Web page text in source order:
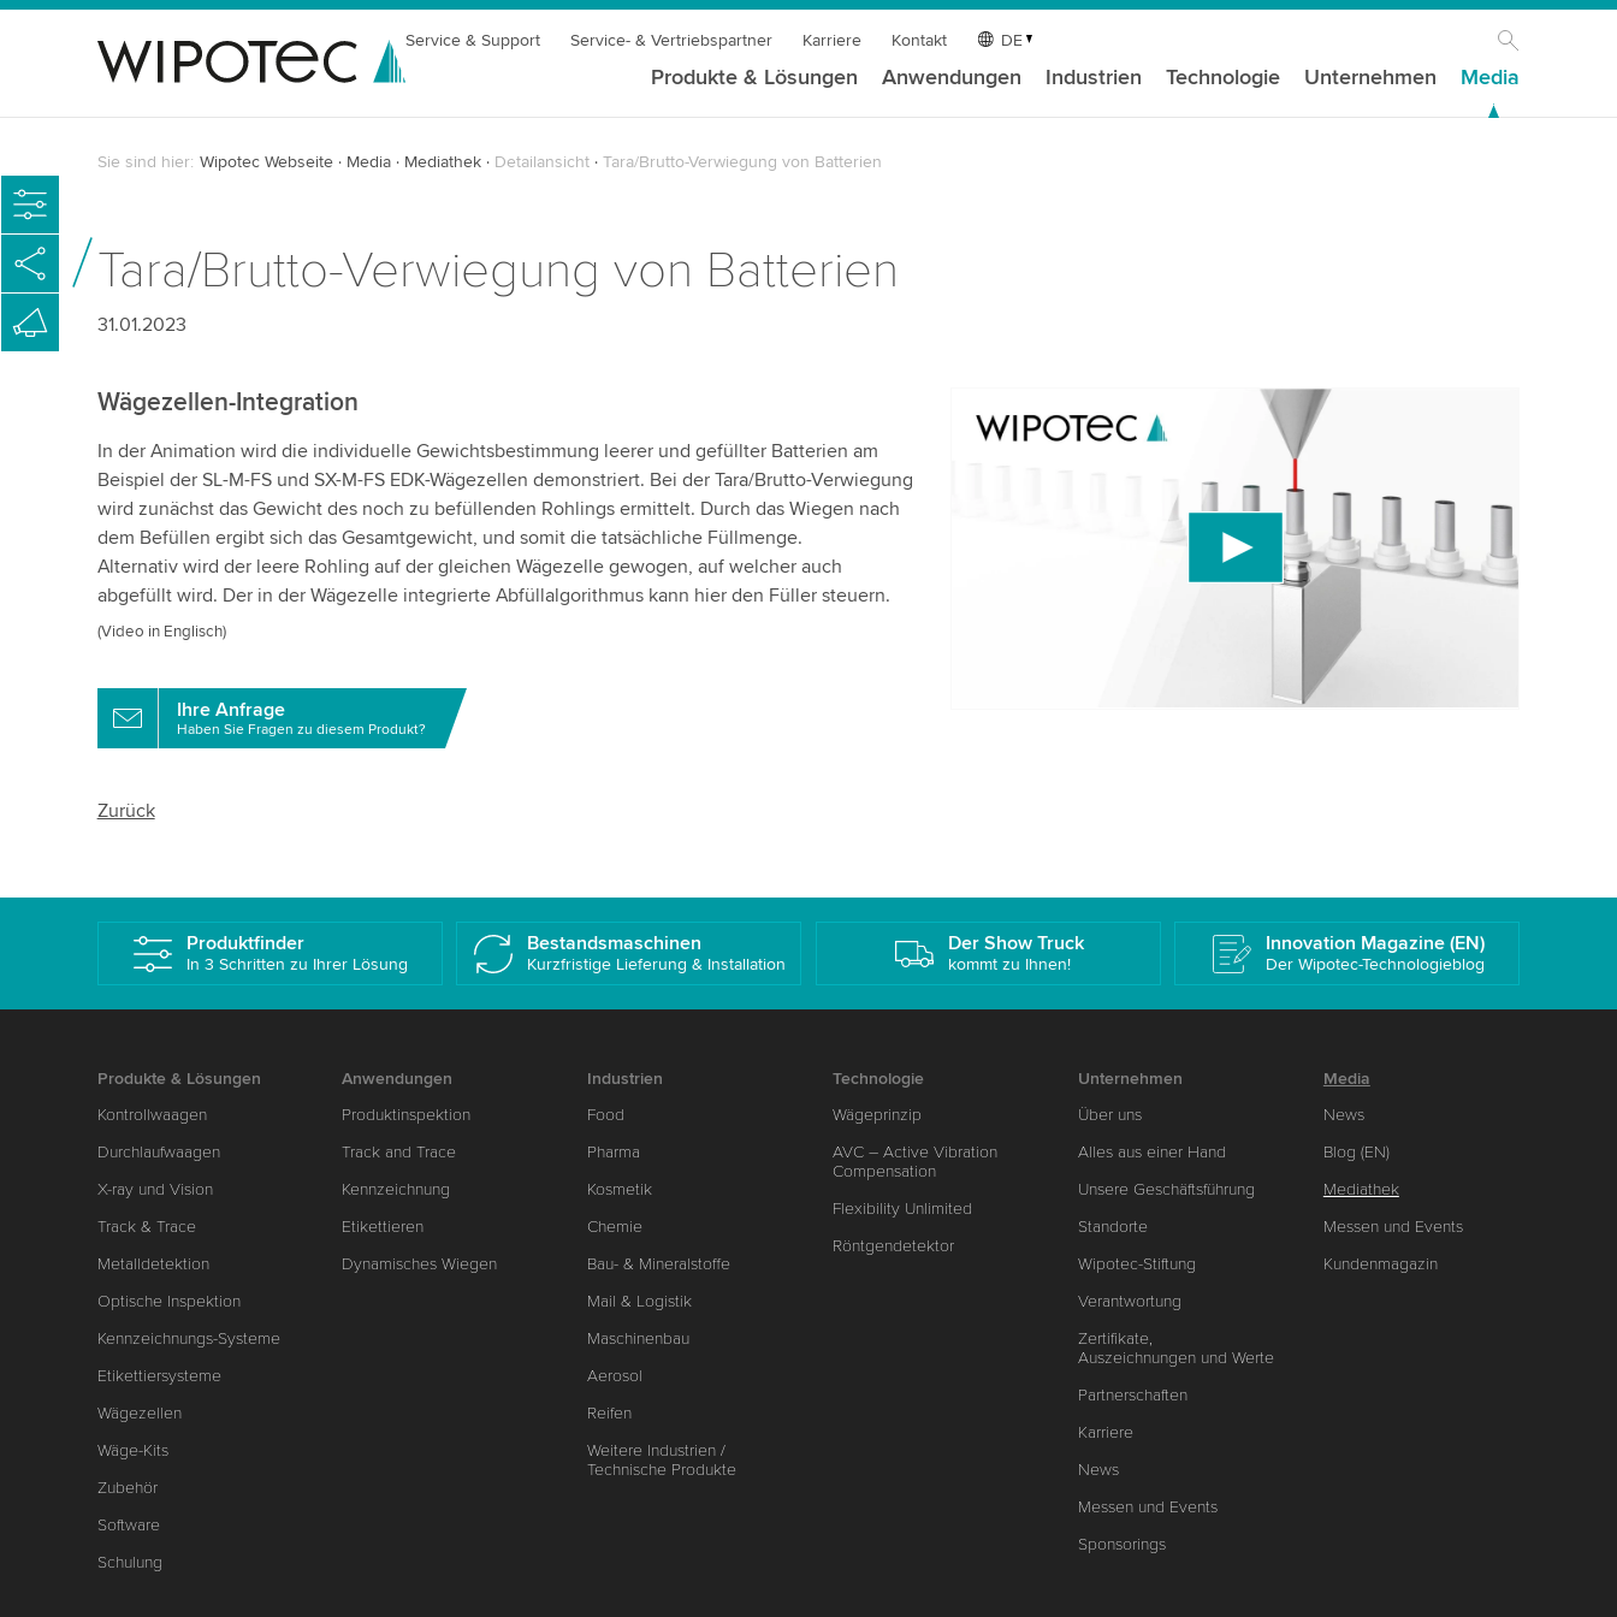
Service & Support Service- & Vertriebspartner Karriere Kontakt DE
Produkte & Lösungen Anwendungen Industrien Technologie Unternehmen Media
Sie sind hier: Wipotec Webseite Media Mediathek Detailansicht Tara/Brutto-Verwiegung von Batterien
Tara/Brutto-Verwiegung von Batterien
31.01.2023
Wir benötigen Ihre Zustimmung, um den YouTube-
Wir verwenden einen Drittanbieterdienst, um Videoinhalte
einzubetten, der Daten über Ihre Aktivitäten sammeln kann.
Bitte überprüfen Sie die Details und akzeptieren Sie den
Dienst, um dieses Video anzusehen.
Weitere Informationen
Wägezellen-Integration
In der Animation wird die individuelle Gewichtsbestimmung leerer und gefüllter Batterien am
Beispiel der SL-M-FS und SX-M-FS EDK-Wägezellen demonstriert. Bei der Tara/Brutto-Verwiegung
wird zunächst das Gewicht des noch zu befüllenden Rohlings ermittelt. Durch das Wiegen nach
dem Befüllen ergibt sich das Gesamtgewicht, und somit die tatsächliche Füllmenge.
Alternativ wird der leere Rohling auf der gleichen Wägezelle gewogen, auf welcher auch
abgefüllt wird. Der in der Wägezelle integrierte Abfüllalgorithmus kann hier den Füller steuern.
(Video in Englisch)
Ihre Anfrage
Haben Sie Fragen zu diesem Produkt?
Zurück
Produktfinder
In 3 Schritten zu Ihrer Lösung
Bestandsmaschinen
Kurzfristige Lieferung & Installation
Der Show Truck
kommt zu Ihnen!
Innovation Magazine (EN)
Der Wipotec-Technologieblog
Produkte & Lösungen
Kontrollwaagen
Durchlaufwaagen
X-ray und Vision
Track & Trace
Metalldetektion
Optische Inspektion
Kennzeichnungs-Systeme
Etikettiersysteme
Wägezellen
Wäge-Kits
Zubehör
Software
Schulung
Anwendungen
Produktinspektion
Track and Trace
Kennzeichnung
Etikettieren
Dynamisches Wiegen
Industrien
Food
Pharma
Kosmetik
Chemie
Bau- & Mineralstoffe
Mail & Logistik
Maschinenbau
Aerosol
Reifen
Weitere Industrien /
Technische Produkte
Technologie
Wägeprinzip
AVC – Active Vibration
Compensation
Flexibility Unlimited
Röntgendetektor
Unternehmen
Über uns
Alles aus einer Hand
Unsere Geschäftsführung
Standorte
Wipotec-Stiftung
Verantwortung
Zertifikate,
Auszeichnungen und Werte
Partnerschaften
Karriere
News
Messen und Events
Sponsorings
Media
News
Blog (EN)
Mediathek
Messen und Events
Kundenmagazin